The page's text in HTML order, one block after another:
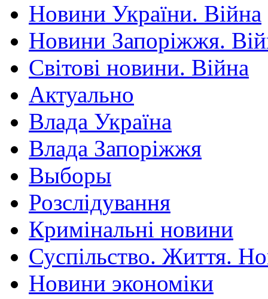
Новини України. Війна
Новини Запоріжжя.
Світові новини. Війна
Актуально
Влада Україна
Влада Запоріжжя
Выборы
Розслідування
Кримінальні новини
Суспільство. Життя.
Новини экономіки